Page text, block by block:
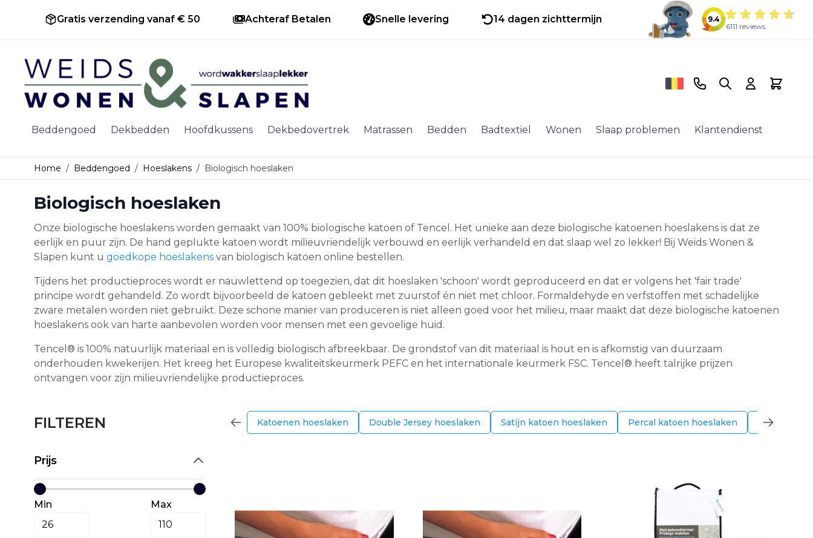
Gratis verzending vanaf € 50 Achteraf Betalen Snelle levering 14 dagen zichttermijn
9.4
6111 reviews
Ga naar de inhoud
Beddengoed Dekbedden Hoofdkussens Dekbedovertrek Matrassen Bedden Badtextiel Wonen Slaap problemen Klantendienst
Telefoonnummer
Search Cart
Home / Beddengoed / Hoeslakens / Biologisch hoeslaken
Biologisch hoeslaken
Onze biologische hoeslakens worden gemaakt van 100% biologische katoen of Tencel. Het unieke aan deze biologische katoenen hoeslakens is dat ze
eerlijk en puur zijn. De hand geplukte katoen wordt milieuvriendelijk verbouwd en eerlijk verhandeld en dat slaap wel zo lekker! Bij Weids Wonen &
Slapen kunt u goedkope hoeslakens van biologisch katoen online bestellen.
Tijdens het productieproces wordt er nauwlettend op toegezien, dat dit hoeslaken 'schoon' wordt geproduceerd en dat er volgens het 'fair trade'
principe wordt gehandeld. Zo wordt bijvoorbeeld de katoen gebleekt met zuurstof én niet met chloor. Formaldehyde en verfstoffen met schadelijke
zware metalen worden niet gebruikt. Deze schone manier van produceren is niet alleen goed voor het milieu, maar maakt dat deze biologische katoenen
hoeslakens ook van harte aanbevolen worden voor mensen met een gevoelige huid.
Tencel® is 100% natuurlijk materiaal en is volledig biologisch afbreekbaar. De grondstof van dit materiaal is hout en is afkomstig van duurzaam
onderhouden kwekerijen. Het kreeg het Europese kwaliteitskeurmerk PEFC en het internationale keurmerk FSC. Tencel® heeft talrijke prijzen
ontvangen voor zijn milieuvriendelijke productieproces.
FILTEREN
Prijs
Min Max
Katoenen hoeslaken Double Jersey hoeslaken Satijn katoen hoeslaken Percal katoen hoeslaken Tencel